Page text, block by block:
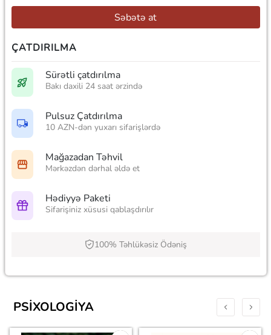
Səbətə at
ÇATDIRILMA
Sürətli çatdırılma
Bakı daxili 24 saat ərzində
Pulsuz Çatdırılma
10 AZN-dən yuxarı sifarişlərdə
Mağazadan Təhvil
Mərkəzdən dərhal əldə et
Hədiyyə Paketi
Sifarişiniz xüsusi qablaşdırılır
100% Təhlükəsiz Ödəniş
PSIXOLOGIYA